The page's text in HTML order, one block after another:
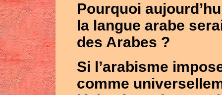
Pourquoi
la langue arabe
des Arabes ?
Si l’arabisme
comme